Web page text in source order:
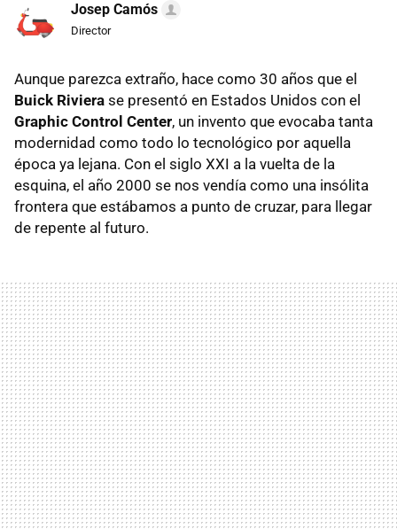
Josep Camós
Director
Aunque parezca extraño, hace como 30 años que el
Buick Riviera se presentó en Estados Unidos con el
Graphic Control Center, un invento que evocaba tanta
modernidad como todo lo tecnológico por aquella
época ya lejana. Con el siglo XXI a la vuelta de la
esquina, el año 2000 se nos vendía como una insólita
frontera que estábamos a punto de cruzar, para llegar
de repente al futuro.